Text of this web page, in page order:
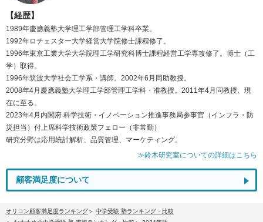
【経歴】
1989年慶應義塾大学理工学部管理工学科卒業。
1992年ロチェスター大学経営大学院修士課程修了。
1996年東京工業大学大学院理工学研究科博士課程経営工学専攻修了。博士（工
学）取得。
1996年筑波大学社会工学系・講師。2002年6月同助教授。
2008年4月慶應義塾大学理工学部管理工学科・准教授。2011年4月同教授、現
在に至る。
2023年4月内閣府 科学技術・イノベーション推進事務局参事官（インフラ・防
災担当）付上席科学技術政策フェロー（非常勤）
研究分野は応用統計解析、品質管理、マーケティング。
≫鈴木研究室についての詳細はこちら
顧客満足度について
オリコン顧客満足度ランキング
中学受験 塾ランキング・比較